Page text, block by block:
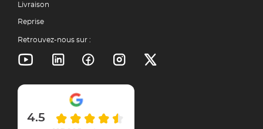
Livraison
Reprise
Retrouvez-nous sur :
4.5